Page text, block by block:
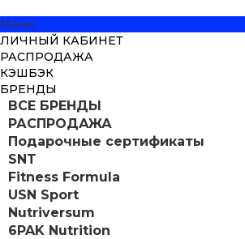
Меню
ЛИЧНЫЙ КАБИНЕТ
РАСПРОДАЖА
КЭШБЭК
БРЕНДЫ
ВСЕ БРЕНДЫ
РАСПРОДАЖА
Подарочные сертификаты
SNT
Fitness Formula
USN Sport
Nutriversum
6PAK Nutrition